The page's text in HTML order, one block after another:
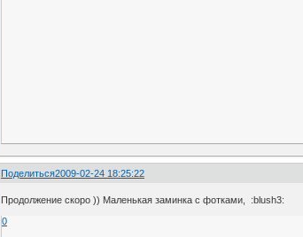
Поделиться2009-02-24 18:25:22
Продолжение скоро )) Маленькая заминка с фотками, :blush3:
0